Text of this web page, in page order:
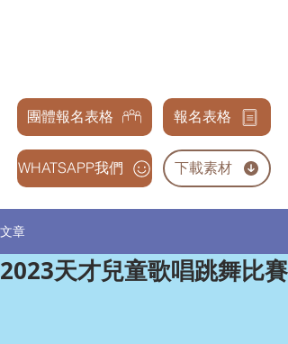
團體報名表格 報名表格
WHATSAPP我們 下載素材
文章
2023天才兒童歌唱跳舞比賽